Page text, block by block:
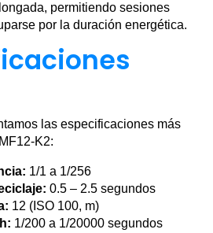
permitiendo sesiones
por la duración energética.
las especificaciones más
K2:
1/1 a 1/256
0.5 – 2.5 segundos
12 (ISO 100, m)
1/200 a 1/20000 segundos